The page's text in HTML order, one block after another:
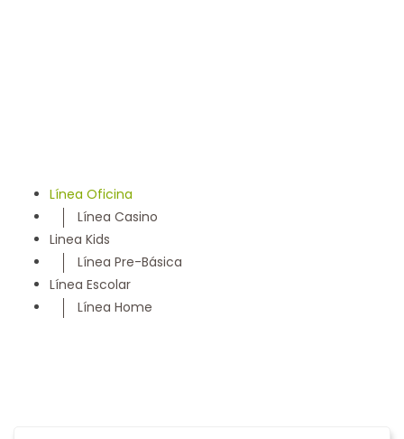
Línea Oficina
Línea Casino
Linea Kids
Línea Pre-Básica
Línea Escolar
Línea Home